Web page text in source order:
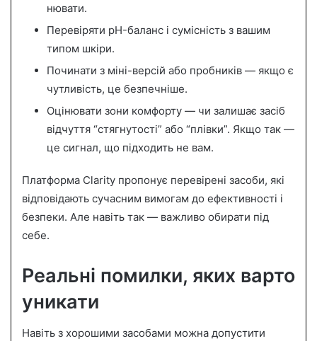
нювати.
Перевіряти pH-баланс і сумісність з вашим
типом шкіри.
Починати з міні-версій або пробників — якщо є
чутливість, це безпечніше.
Оцінювати зони комфорту — чи залишає засіб
відчуття “стягнутості” або “плівки”. Якщо так —
це сигнал, що підходить не вам.
Платформа Clarity пропонує перевірені засоби, які
відповідають сучасним вимогам до ефективності і
безпеки. Але навіть так — важливо обирати під
себе.
Реальні помилки, яких варто
уникати
Навіть з хорошими засобами можна допустити